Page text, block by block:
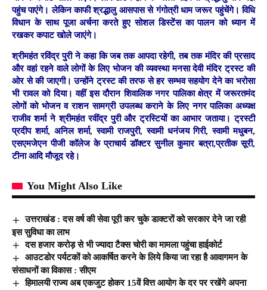
पहुंच पाएंगे। लेकिन काफी श्रद्धालु आसपास से गंगोत्री धाम जरूर पहुंचेंगे। विधि
विधान के साथ पूजा अर्चना करते हुए सोशल डिस्टेंस का पालन को ध्यान में
रखकर कपाट खोले जाएंगे।
श्रीमहंत रविंद्र पुरी ने कहा कि जब तक आपदा रहेगी, तब तक मंदिर की प्रसाद
और वहां रहने वाले लोगों के लिए भोजन की व्यवस्था मनसा देवी मंदिर ट्रस्ट की
ओर से की जाएगी। उन्होंने ट्रस्ट की तरफ से हर सम्भव सहयोग देने का भरोसा
भी रावल को दिया। वहीं इस दौरान शिवालिक नगर पालिका क्षेत्र में जरूरतमंद
लोगों को भोजन व राशन सामग्री उपलब्ध कराने के लिए नगर पालिका अध्यक्ष
राजीव शर्मा ने श्रीमहंत रवींद्र पुरी और ट्रस्टियों का आभार जताया। ट्रस्टी
प्रदीप शर्मा, अनिल शर्मा, स्वामी राजपुरी, स्वामी धनंजय गिरी, स्वामी मधुबन,
एसएमजेएन पीजी कॉलेज के प्राचार्य डॉक्टर सुनील कुमार बत्रा,प्रतीक सूरी,
टीना आदि मौजूद रहे।
You Might Also Like
उत्तराखंड : दस वर्ष की सेवा पूरी कर चुके डाक्टरों को सरकार देने जा रही
इस सुविधा का लाभ
दस हजार करोड़ से भी ज्यादा टैक्स चोरी का मामला पहुंचा हाईकोर्ट
आउटडोर पर्यटकों को आकर्षित करने के लिये किया जा रहा है आवागमन के
संसाधनों का विकास : सीएम
हिमालयी राज्य अब एकजुट होकर 15वें वित्त आयोग के दर पर रखेंगे अपना